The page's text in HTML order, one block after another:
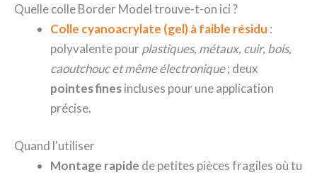
Quelle colle Border Model trouve-t-on ici ?
Colle cyanoacrylate (gel) à faible résidu :
polyvalente pour plastiques, métaux, cuir, bois,
caoutchouc et même électronique; deux
pointes finesincluses pour une application
précise.
Quand l'utiliser
Montage rapide de petites pièces fragiles où tu